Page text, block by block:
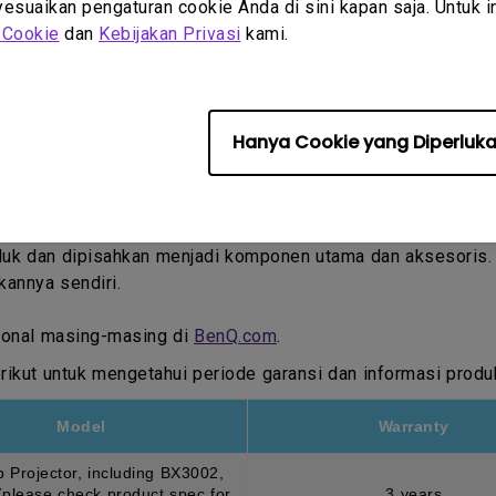
pengaturan cookie Anda di sini kapan saja. Untuk
dan Kebijakan Privasi kami.
Hanya Cookie yang
dan dipisahkan menjadi komponen utama dan
sendiri.
masing-masing di BenQ.com.
untuk mengetahui periode garansi dan informasi
Model Warranty
Projector, including BX3002,